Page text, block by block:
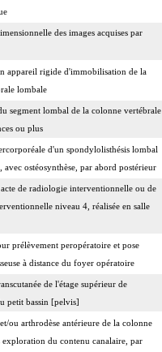
des images acquises par
appareil rigide d'immobilisation de la
lombale
segment lombal de la colonne vertébrale
ou plus
d'un spondylolisthésis lombal
avec ostéosynthèse, par abord postérieur
de radiologie interventionnelle ou de
niveau 4, réalisée en salle
prélèvement peropératoire et pose
à distance du foyer opératoire
de l'étage supérieur de
petit bassin [pelvis]
ou arthrodèse antérieure de la colonne
exploration du contenu canalaire, par